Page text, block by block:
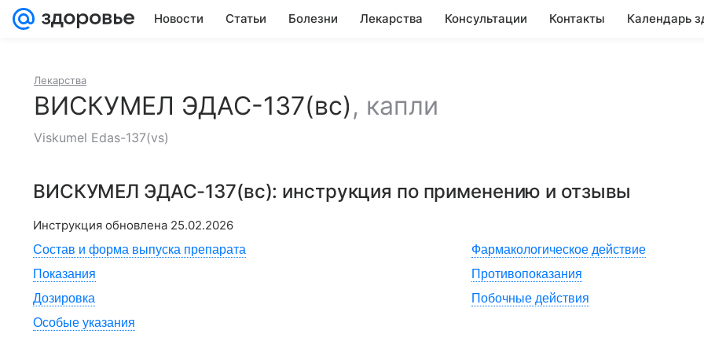
Новости Статьи Болезни Лекарства Консультации Контакты Календарь
Лекарства
ВИСКУМЕЛ ЭДАС-137(вс), капли
Viskumel Edas-137(vs)
ВИСКУМЕЛ ЭДАС-137(вс): инструкция по применению и отзывы
Инструкция обновлена 25.02.2026
Состав и форма выпуска препарата
Фармакологическое действие
Показания
Противопоказания
Дозировка
Побочные действия
Особые указания